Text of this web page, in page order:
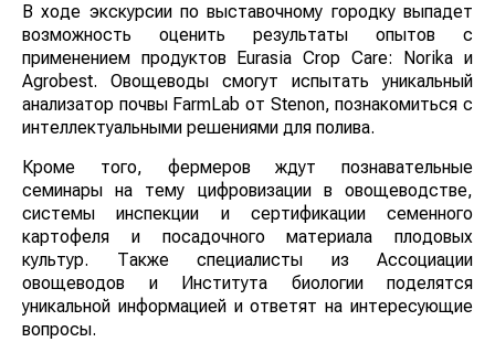
В ходе экскурсии по выставочному городку выпадет
возможность оценить результаты опытов с
применением продуктов Eurasia Crop Care: Norika и
Agrobest. Овощеводы смогут испытать уникальный
анализатор почвы FarmLab от Stenon, познакомиться с
интеллектуальными решениями для полива.
Кроме того, фермеров ждут познавательные
семинары на тему цифровизации в овощеводстве,
системы инспекции и сертификации семенного
картофеля и посадочного материала плодовых
культур. Также специалисты из Ассоциации
овощеводов и Института биологии поделятся
уникальной информацией и ответят на интересующие
вопросы.